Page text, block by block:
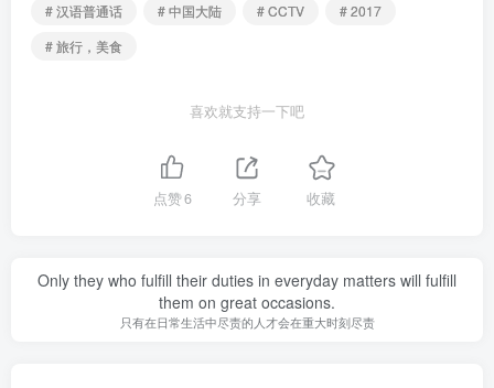
# 汉语普通话
# 中国大陆 # CCTV
# 2017
# 旅行，美食
喜欢就支持一下吧
点赞6 分享 收藏
Only they who fulfill their duties in everyday matters will fulfill
them on great occasions.
只有在日常生活中尽责的人才会在重大时刻尽责